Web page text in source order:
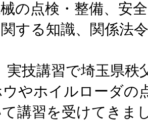
の点検・整備、安
する知識、関係法
実技講習で埼玉県
やホイルローダの
講習を受けてきま